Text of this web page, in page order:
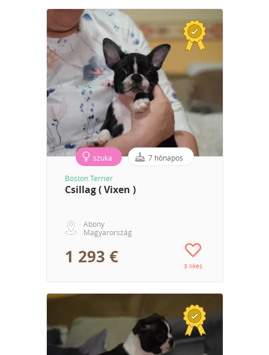
szuka 7 hónapos
Boston Terrier
Csillag ( Vixen )
Abony
Magyarország
1 293 € 3 likes